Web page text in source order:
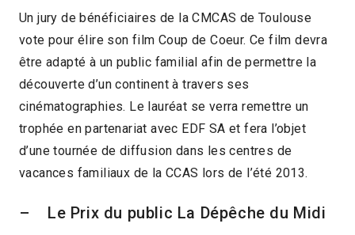
Un jury de bénéficiaires de la CMCAS de Toulouse
vote pour élire son film Coup de Coeur. Ce film devra
être adapté à un public familial afin de permettre la
découverte d’un continent à travers ses
cinématographies. Le lauréat se verra remettre un
trophée en partenariat avec EDF SA et fera l’objet
d’une tournée de diffusion dans les centres de
vacances familiaux de la CCAS lors de l’été 2013.
– Le Prix du public La Dépêche du Midi